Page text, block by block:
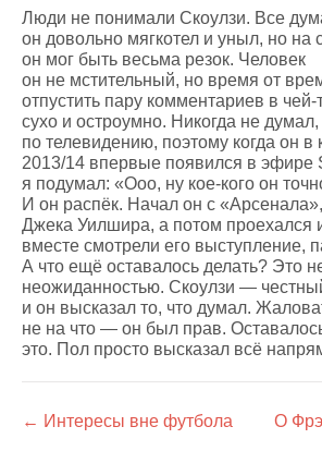
Люди не понимали Скоулзи. Все
он довольно мягкотел и уныл, но на
он мог быть весьма резок. Человек
он не мстительный, но время от
отпустить пару комментариев в
сухо и остроумно. Никогда не думал,
по телевидению, поэтому когда он в
2013/14 впервые появился в эфире
я подумал: «Ооо, ну кое-кого он
И он распёк. Начал он с
Джека Уилшира, а потом проехался
вместе смотрели его выступление,
А что ещё оставалось делать? Это
неожиданностью. Скоулзи —
и он высказал то, что думал.
не на что — он был прав.
это. Пол просто высказал всё
← Интересы вне футбола О